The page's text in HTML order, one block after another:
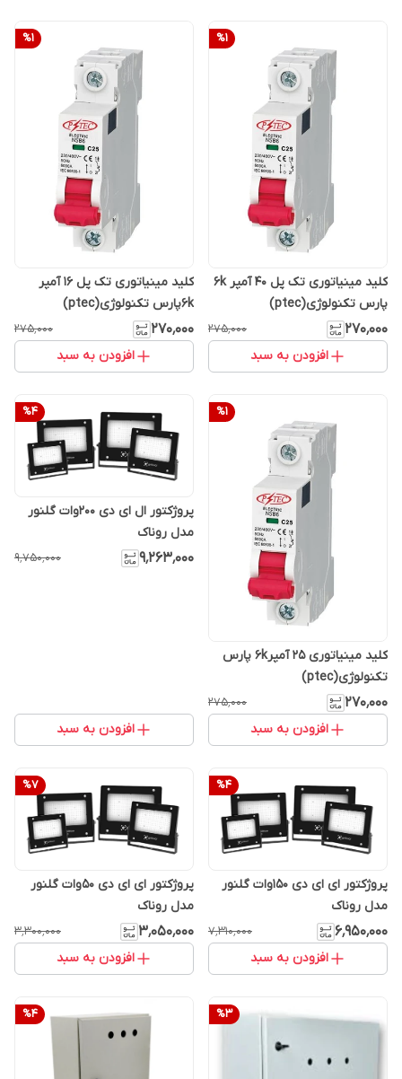
%1
کلید مینیاتوری تک پل ۴۰ آمپر ۶k
پارس تکنولوژی(ptec)
۲۷۰٬۰۰۰ ۲۷۵٬۰۰۰
افزودن به سبد
%1
کلید مینیاتوری تک پل ۱۶ آمپر
۶kپارس تکنولوژی(ptec)
۲۷۰٬۰۰۰ ۲۷۵٬۰۰۰
افزودن به سبد
%1
کلید مینیاتوری 25 آمپر۶k پارس
تکنولوژی(ptec)
۲۷۰٬۰۰۰ ۲۷۵٬۰۰۰
افزودن به سبد
%4
پروژکتور ال ای دی 200وات گلنور
مدل روناک
۹٬۲۶۳٬۰۰۰ ۹٬۷۵۰٬۰۰۰
افزودن به سبد
%4
پروژکتور ای ای دی 150وات گلنور
مدل روناک
۶٬۹۵۰٬۰۰۰ ۷٬۳۱۰٬۰۰۰
افزودن به سبد
%7
پروژکتور ای ای دی 50وات گلنور
مدل روناک
۳٬۰۵۰٬۰۰۰ ۳٬۳۰۰٬۰۰۰
افزودن به سبد
%3
%4